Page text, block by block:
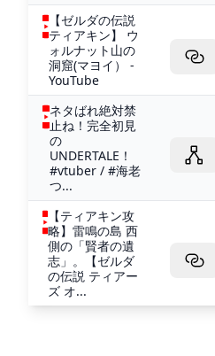
【ゼルダの伝説
ティアキン】 ウ
ォルナット山の
洞窟(マヨイ） -
YouTube
ネタばれ絶対禁
止ね！完全初見
の
UNDERTALE！
#vtuber / #海老
つ...
【ティアキン攻
略】雷鳴の島 西
側の「賢者の遺
志」。【ゼルダ
の伝説 ティアー
ズ オ...